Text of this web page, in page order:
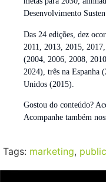
Desenvolvimento
Das 24 edições, dez
2011, 2013, 2015,
(2004, 2006, 2008,
2024), três na Espanha
Unidos (2015).
Gostou do conteúdo?
Acompanhe também
Tags: marketing,